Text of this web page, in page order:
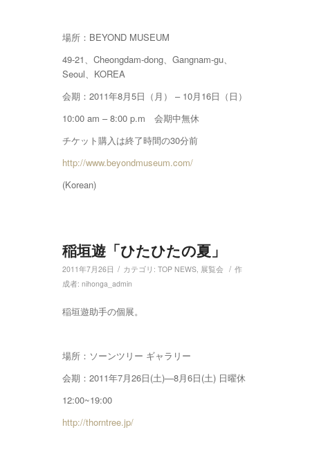
場所：BEYOND MUSEUM
49-21、Cheongdam-dong、Gangnam-gu、
Seoul、KOREA
会期：2011年8月5日（月） – 10月16日（日）
10:00 am – 8:00 p.m 会期中無休
チケット購入は終了時間の30分前
http://www.beyondmuseum.com/
(Korean)
稲垣遊「ひたひたの夏」
2011年7月26日 / カテゴリ: TOP NEWS 展覧会 / 作
成者: nihonga_admin
稲垣遊助手の個展。
場所：ソーンツリー ギャラリー
会期：2011年7月26日(土)—8月6日(土) 日曜休
12:00~19:00
http://thorntree.jp/